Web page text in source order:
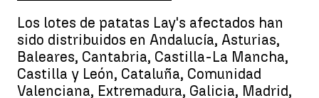
Los lotes de patatas Lay's afectados han
sido distribuidos en Andalucía, Asturias,
Baleares, Cantabria, Castilla-La Mancha,
Castilla y León, Cataluña, Comunidad
Valenciana, Extremadura, Galicia, Madrid,